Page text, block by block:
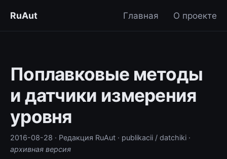
RuAut Главная О проекте
Поплавковые методы
и датчики измерения
уровня
2016-08-28 · Редакция RuAut · publikacii / datchiki ·
архивная версия